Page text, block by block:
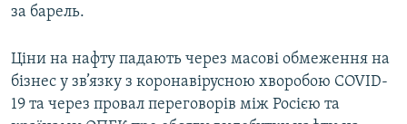
за барель.
Ціни на нафту падають через масові обмеження на
бізнес у зв’язку з коронавірусною хворобою COVID-
19 та через провал переговорів між Росією та